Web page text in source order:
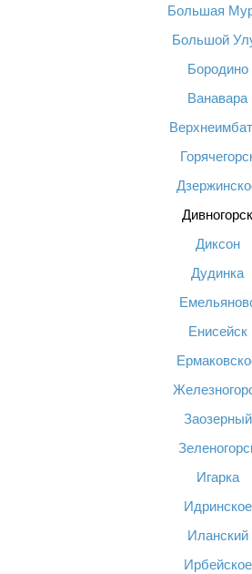
Большая
Большой
Бородино
Ванавара
Дивногорск
Диксон
Дудинка
Енисейск
Заозерный
Игарка
Идринское
Иланский
Ирбейское